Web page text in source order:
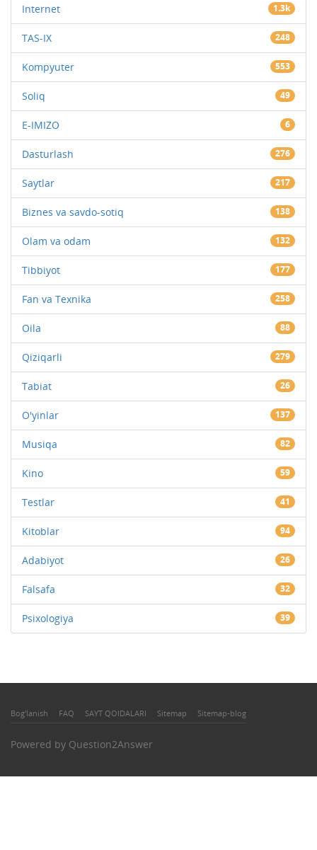
Internet 1.3k
TAS-IX 248
Kompyuter 553
Soliq 49
E-IMIZO 6
Dasturlash 276
Saytlar 217
Biznes va savdo-sotiq 138
Olam va odam 132
Tibbiyot 177
Fan va Texnika 258
Oila 88
Qiziqarli 279
Tabiat 26
O'yinlar 137
Musiqa 82
Kino 59
Testlar 41
Kitoblar 94
Adabiyot 26
Falsafa 32
Psixologiya 39
Bog'lanish FAQ SAYT QOIDALARI Sitemap Sitemap-blog
Powered by Question2Answer